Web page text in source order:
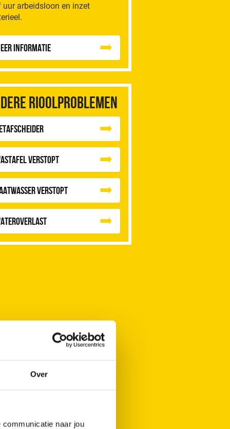
Over
naar jou
uur arbeidsloon en inzet
informatie
rioolproblemen
Verstopt
Verstopt